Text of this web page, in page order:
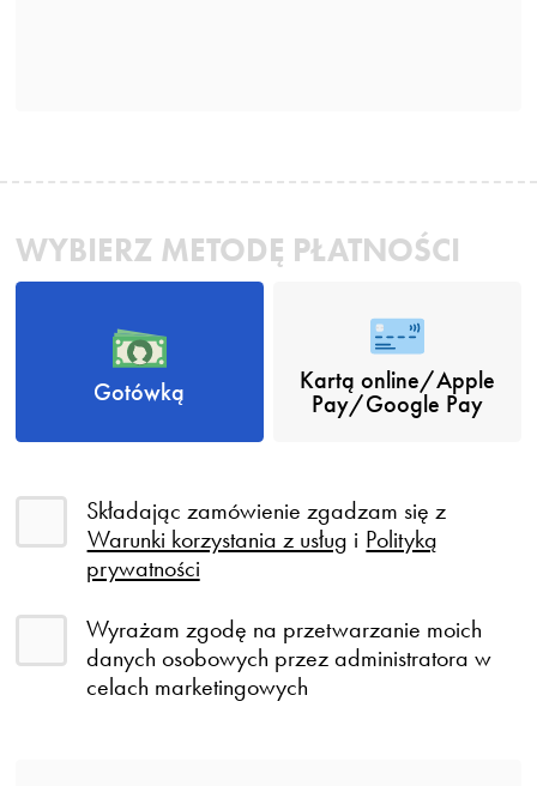
WYBIERZ METODĘ PŁATNOŚCI
Gotówką
Kartą online/Apple
Pay/Google Pay
Składając zamówienie zgadzam się z
Warunki korzystania z usług i Polityką
prywatności
Wyrażam zgodę na przetwarzanie moich
danych osobowych przez administratora w
celach marketingowych